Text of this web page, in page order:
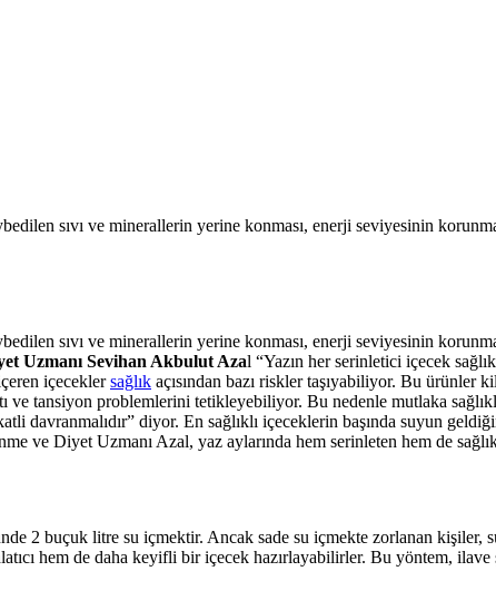
sıvı ve minerallerin yerine konması, enerji seviyesinin
sıvı ve minerallerin yerine konması, enerji seviyesinin
Uzmanı Sevihan Akbulut Azal “Yazın her serinletici içecek
içeceklersağlık açısından bazı riskler taşıyabiliyor. Bu ürünler
tansiyon problemlerini tetikleyebiliyor. Bu nedenle mutlaka
davranmalıdır” diyor. En sağlıklı içeceklerin başında suyun
Diyet Uzmanı Azal, yaz aylarında hem serinleten hem de
2 buçuk litre su içmektir. Ancak sade su içmekte zorlanan
hem de daha keyifli bir içecek hazırlayabilirler. Bu yöntem,